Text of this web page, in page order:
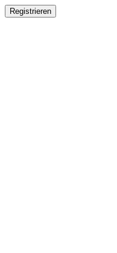
Registrieren